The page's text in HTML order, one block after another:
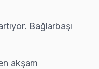
Bağlarbaşı
akşam